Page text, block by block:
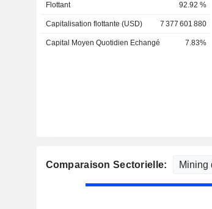
Flottant 92.92 %
Capitalisation flottante (USD) 7 377 601 880
Capital Moyen Quotidien Echangé 7.83%
Comparaison Sectorielle: